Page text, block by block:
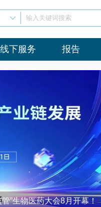
输入关键词搜索
线下服务 报告
”生物医药大会8月开幕！